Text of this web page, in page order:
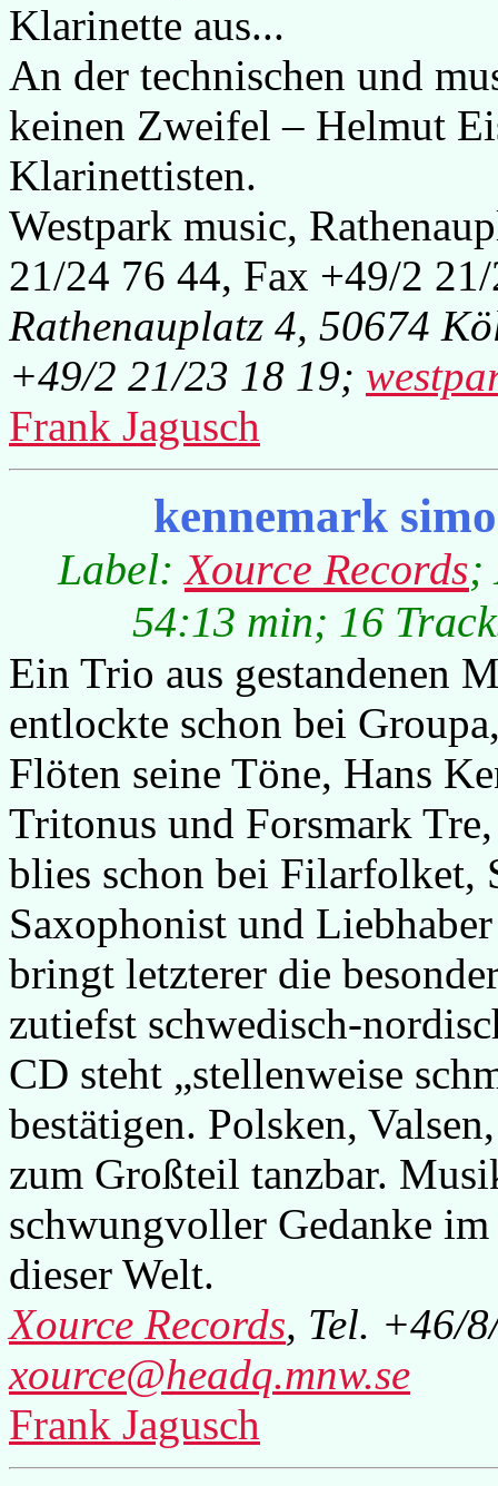
Klarinette aus...
An der technischen und
keinen Zweifel – Helmut
Klarinettisten.
Westpark music,
21/24 76 44, Fax +49/2
Rathenauplatz 4, 50674
+49/2 21/23 18 19;
Frank Jagusch
kennemark
Label:Xource Records;
54:13 min; 16
Ein Trio aus gestandenen
entlockte schon bei
Flöten seine Töne, Hans
Tritonus und Forsmark
blies schon bei Filarfolket,
Saxophonist und
bringt letzterer die
zutiefst schwedisch-
CD steht „stellenweise
bestätigen. Polsken,
zum Großteil tanzbar.
schwungvoller Gedanke
dieser Welt.
Xource Records, Tel. +46/
xource@headq.mnw.se
Frank Jagusch